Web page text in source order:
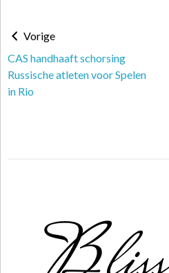
Vorige
CAS handhaaft schorsing
Russische atleten voor Spelen
in Rio